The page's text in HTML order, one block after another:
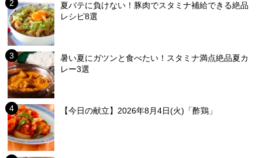
夏バテに負けない！豚肉でスタミナ補給できる絶品
レシピ8選
暑い夏にガツンと食べたい！スタミナ満点絶品夏カ
レー3選
【今日の献立】2026年8月4日(火)「酢鶏」